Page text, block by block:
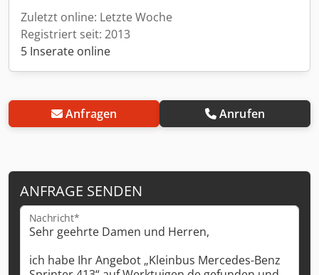
Zuletzt online: Letzte Woche
Registriert seit: 2013
5 Inserate online
Anfragen Anrufen
ANFRAGE SENDEN
Nachricht*